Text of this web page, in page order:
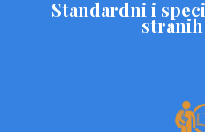
Standardni i